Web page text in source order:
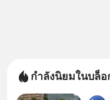
กำลังนิยมในบล็